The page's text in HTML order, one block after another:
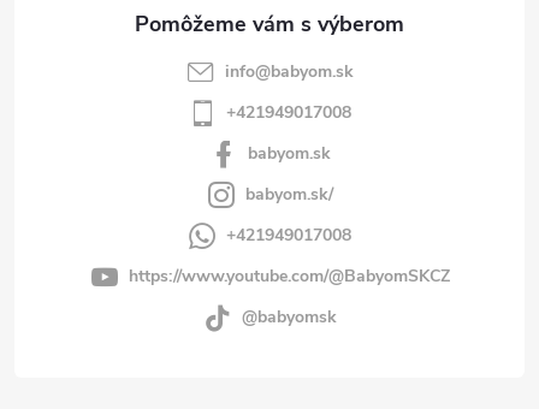
info@babyom.sk
+421949017008
babyom.sk
babyom.sk/
+421949017008
https://www.youtube.com/@BabyomSKCZ
@babyomsk